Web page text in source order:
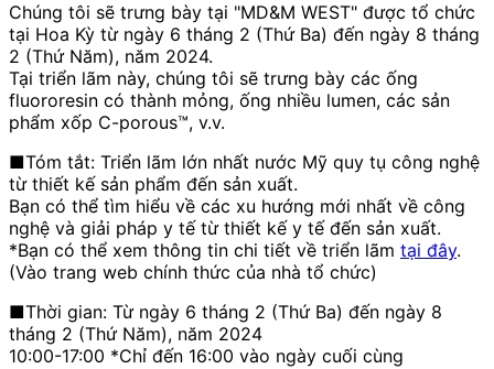
Chúng tôi sẽ trưng bày tại "MD&M WEST" được tổ chức
tại Hoa Kỳ từ ngày 6 tháng 2 (Thứ Ba) đến ngày 8 tháng
2 (Thứ Năm), năm 2024.
Tại triển lãm này, chúng tôi sẽ trưng bày các ống
fluororesin có thành mỏng, ống nhiều lumen, các sản
phẩm xốp C-porous™, v.v.
■Tóm tắt: Triển lãm lớn nhất nước Mỹ quy tụ công nghệ
từ thiết kế sản phẩm đến sản xuất.
Bạn có thể tìm hiểu về các xu hướng mới nhất về công
nghệ và giải pháp y tế từ thiết kế y tế đến sản xuất.
*Bạn có thể xem thông tin chi tiết về triển lãm tại đây.
(Vào trang web chính thức của nhà tổ chức)
■Thời gian: Từ ngày 6 tháng 2 (Thứ Ba) đến ngày 8
tháng 2 (Thứ Năm), năm 2024
10:00-17:00 *Chỉ đến 16:00 vào ngày cuối cùng